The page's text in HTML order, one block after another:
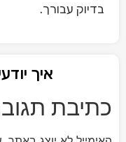
בדיוק עבורך.
איך
כתיבת